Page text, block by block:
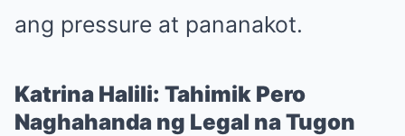
ang pressure at pananakot.
Katrina Halili: Tahimik Pero
Naghahanda ng Legal na Tugon